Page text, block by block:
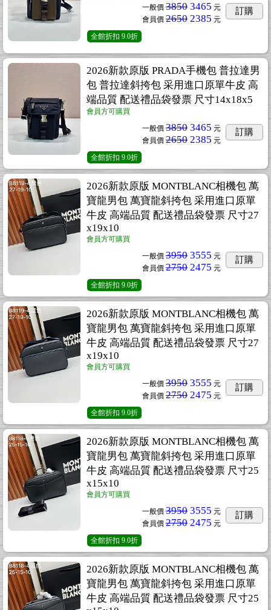
一般價 3850 3465 元
會員價 2650 2385 元
訂購
全館折扣 9.0折
2026新款原版 PRADA手機包 普拉達男
包 普拉達斜挎包 采用進口原單牛皮 高
端品質 配送禮品袋發票 尺寸14x18x5
會員方可購買
一般價 3850 3465 元
會員價 2650 2385 元
訂購
全館折扣 9.0折
2026新款原版 MONTBLANC相機包 萬
寶龍男包 萬寶龍斜挎包 采用進口原單
牛皮 高端品質 配送禮品袋發票 尺寸27
x19x10
會員方可購買
一般價 3950 3555 元
會員價 2750 2475 元
訂購
全館折扣 9.0折
2026新款原版 MONTBLANC相機包 萬
寶龍男包 萬寶龍斜挎包 采用進口原單
牛皮 高端品質 配送禮品袋發票 尺寸27
x19x10
會員方可購買
一般價 3950 3555 元
會員價 2750 2475 元
訂購
全館折扣 9.0折
2026新款原版 MONTBLANC相機包 萬
寶龍男包 萬寶龍斜挎包 采用進口原單
牛皮 高端品質 配送禮品袋發票 尺寸25
x15x10
會員方可購買
一般價 3950 3555 元
會員價 2750 2475 元
訂購
全館折扣 9.0折
2026新款原版 MONTBLANC相機包 萬
寶龍男包 萬寶龍斜挎包 采用進口原單
牛皮 高端品質 配送禮品袋發票 尺寸25